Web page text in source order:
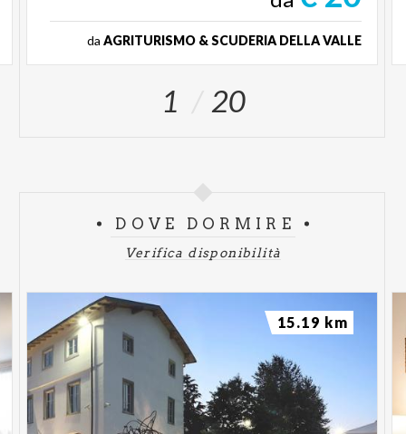
da AGRITURISMO & SCUDERIA DELLA VALLE
1 20
DOVE DORMIRE
Verifica disponibilità
15.19 km